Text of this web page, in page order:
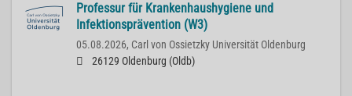
Professur für Krankenhaushygiene und
Infektionsprävention (W3)
05.08.2026, Carl von Ossietzky Universität Oldenburg
26129 Oldenburg (Oldb)